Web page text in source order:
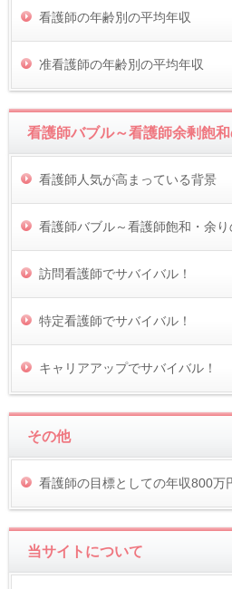
看護師の年齢別の平均年収
准看護師の年齢別の平均年収
看護師バブル～看護師余剰飽
看護師人気が高まっている背景
看護師バブル～看護師飽和・余り
訪問看護師でサバイバル！
特定看護師でサバイバル！
キャリアアップでサバイバル！
その他
看護師の目標としての年収800万
当サイトについて